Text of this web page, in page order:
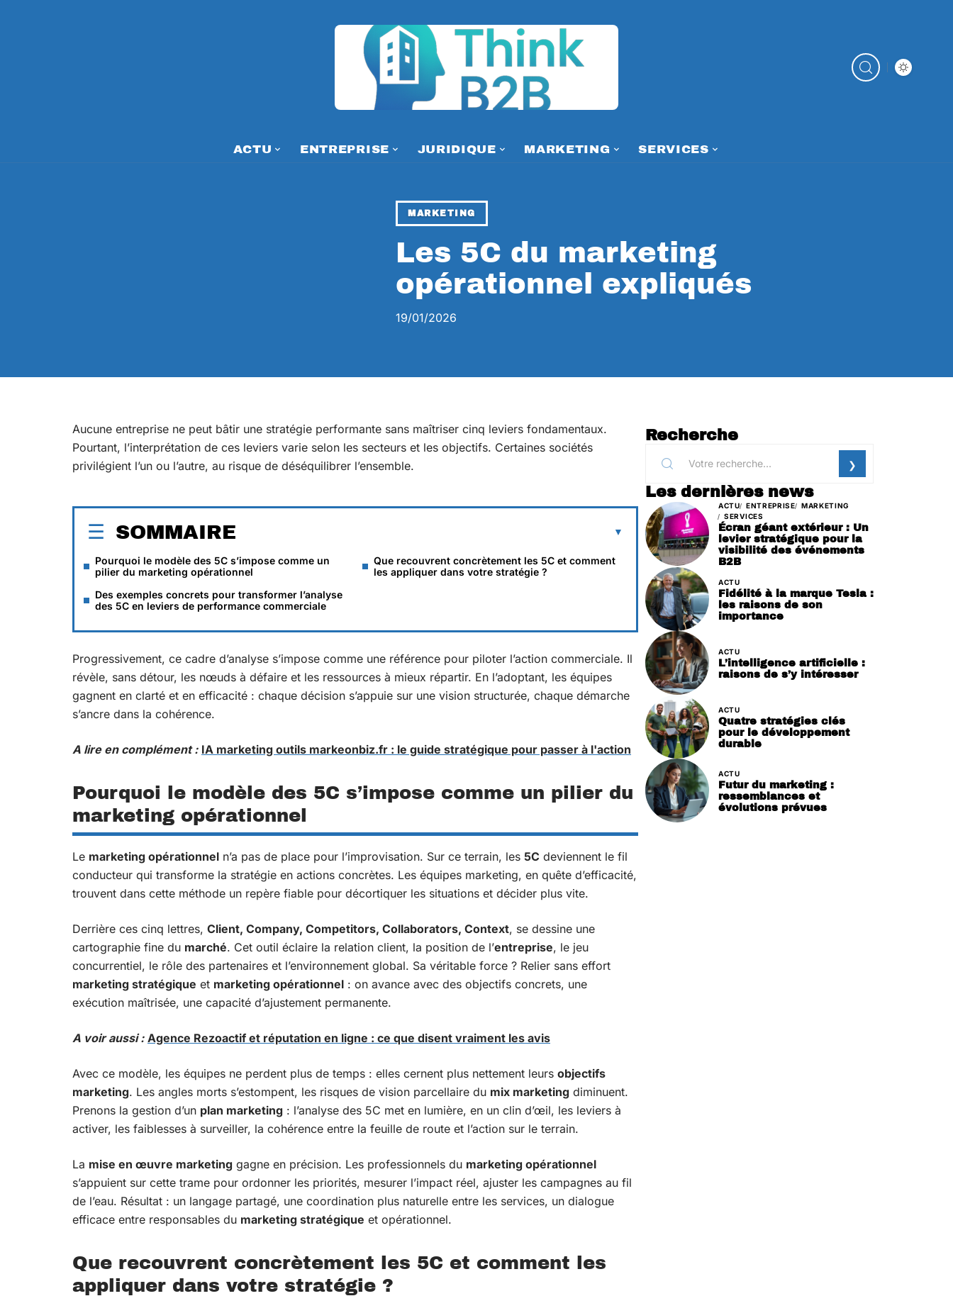
ACTU ENTREPRISE JURIDIQUE MARKETING SERVICES
MARKETING
Les 5C du marketing
opérationnel expliqués
19/01/2026
Aucune entreprise ne peut bâtir une stratégie performante sans maîtriser cinq leviers fondamentaux.
Pourtant, l’interprétation de ces leviers varie selon les secteurs et les objectifs. Certaines sociétés
privilégient l’un ou l’autre, au risque de déséquilibrer l’ensemble.
SOMMAIRE
Pourquoi le modèle des 5C s’impose comme un
pilier du marketing opérationnel
Que recouvrent concrètement les 5C et comment
les appliquer dans votre stratégie ?
Des exemples concrets pour transformer l’analyse
des 5C en leviers de performance commerciale
Progressivement, ce cadre d’analyse s’impose comme une référence pour piloter l’action commerciale. Il
révèle, sans détour, les nœuds à défaire et les ressources à mieux répartir. En l’adoptant, les équipes
gagnent en clarté et en efficacité : chaque décision s’appuie sur une vision structurée, chaque démarche
s’ancre dans la cohérence.
A lire en complément : IA marketing outils markeonbiz.fr : le guide stratégique pour passer à l'action
Pourquoi le modèle des 5C s’impose comme un pilier du
marketing opérationnel
Le marketing opérationnel n’a pas de place pour l’improvisation. Sur ce terrain, les 5C deviennent le fil
conducteur qui transforme la stratégie en actions concrètes. Les équipes marketing, en quête d’efficacité,
trouvent dans cette méthode un repère fiable pour décortiquer les situations et décider plus vite.
Derrière ces cinq lettres, Client, Company, Competitors, Collaborators, Context, se dessine une
cartographie fine du marché. Cet outil éclaire la relation client, la position de l’entreprise, le jeu
concurrentiel, le rôle des partenaires et l’environnement global. Sa véritable force ? Relier sans effort
marketing stratégique et marketing opérationnel : on avance avec des objectifs concrets, une
exécution maîtrisée, une capacité d’ajustement permanente.
A voir aussi : Agence Rezoactif et réputation en ligne : ce que disent vraiment les avis
Avec ce modèle, les équipes ne perdent plus de temps : elles cernent plus nettement leurs objectifs
marketing. Les angles morts s’estompent, les risques de vision parcellaire du mix marketing diminuent.
Prenons la gestion d’un plan marketing : l’analyse des 5C met en lumière, en un clin d’œil, les leviers à
activer, les faiblesses à surveiller, la cohérence entre la feuille de route et l’action sur le terrain.
La mise en œuvre marketing gagne en précision. Les professionnels du marketing opérationnel
s’appuient sur cette trame pour ordonner les priorités, mesurer l’impact réel, ajuster les campagnes au fil
de l’eau. Résultat : un langage partagé, une coordination plus naturelle entre les services, un dialogue
efficace entre responsables du marketing stratégique et opérationnel.
Que recouvrent concrètement les 5C et comment les
appliquer dans votre stratégie ?
Recherche
Les dernières news
ACTU ENTREPRISE
MARKETING
SERVICES
Écran géant extérieur : Un
levier stratégique pour la
visibilité des événements
B2B
ACTU
Fidélité à la marque Tesla :
les raisons de son
importance
ACTU
L’intelligence artificielle :
raisons de s’y intéresser
ACTU
Quatre stratégies clés
pour le développement
durable
ACTU
Futur du marketing :
ressemblances et
évolutions prévues